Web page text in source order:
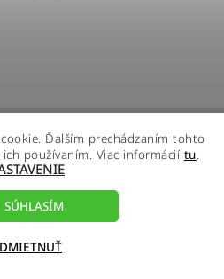
Shoptet
Ďalším prechádzaním tohto
používaním. Viac informácií tu.
SÚHLASÍM